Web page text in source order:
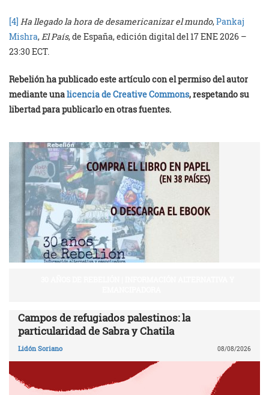
[4] Ha llegado la hora de desamericanizar el mundo,Pankaj
Mishra,El País, de España, edición digital del 17 ENE 2026 –
23:30 ECT.
Rebelión ha publicado este artículo con el permiso del autor
mediante unalicencia de Creative Commons, respetando su
libertad para publicarlo en otras fuentes.
Campos de refugiados palestinos: la
particularidad de Sabra y Chatila
Lidón Soriano 08/08/2026